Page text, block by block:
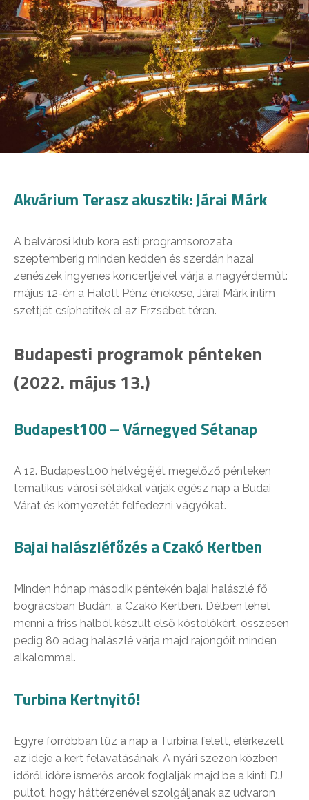
Akvárium Terasz akusztik: Járai Márk
A belvárosi klub kora esti programsorozata
szeptemberig minden kedden és szerdán hazai
zenészek ingyenes koncertjeivel várja a nagyérdeműt:
május 12-én a Halott Pénz énekese, Járai Márk intim
szettjét csíphetitek el az Erzsébet téren.
Budapesti programok pénteken
(2022. május 13.)
Budapest100 – Várnegyed Sétanap
A 12. Budapest100 hétvégéjét megelőző pénteken
tematikus városi sétákkal várják egész nap a Budai
Várat és környezetét felfedezni vágyókat.
Bajai halászléfőzés a Czakó Kertben
Minden hónap második péntekén bajai halászlé fő
bográcsban Budán, a Czakó Kertben. Délben lehet
menni a friss halból készült első kóstolókért, összesen
pedig 80 adag halászlé várja majd rajongóit minden
alkalommal.
Turbina Kertnyitó!
Egyre forróbban tűz a nap a Turbina felett, elérkezett
az ideje a kert felavatásának. A nyári szezon közben
időről időre ismerős arcok foglalják majd be a kinti DJ
pultot, hogy háttérzenével szolgáljanak az udvaron